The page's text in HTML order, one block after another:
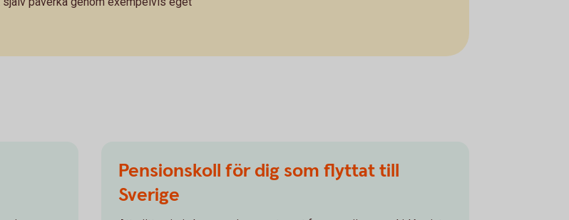
Pensionskoll för dig som flyttat till
Sverige